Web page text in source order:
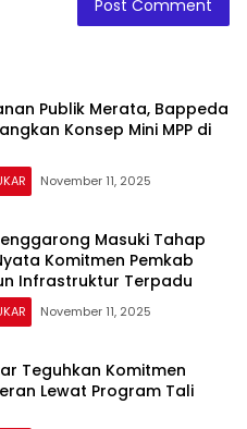
Publik Merata, Bappeda
Konsep Mini MPP di
November 11, 2025
Masuki Tahap
Komitmen Pemkab
Infrastruktur Terpadu
November 11, 2025
Teguhkan Komitmen
Lewat Program Tali